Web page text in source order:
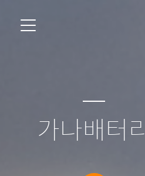
가나배터리